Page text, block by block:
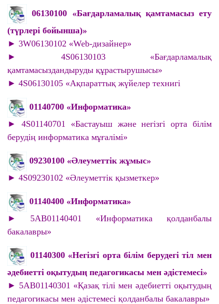
06130100 «Бағдарламалық қамтамасыз ету
(түрлері бойынша)»
► 3W06130102 «Web-дизайнер»
► 4S06130103 «Бағдарламалық
қамтамасыздандыруды құрастырушысы»
► 4S06130105 «Ақпараттық жүйелер технигі
01140700 «Информатика»
► 4S01140701 «Бастауыш және негізгі орта білім
берудің информатика мұғалімі»
09230100 «Әлеуметтік жұмыс»
► 4S09230102 «Әлеуметтік қызметкер»
01140400 «Информатика»
► 5AB01140401 «Информатика қолданбалы
бакалавры»
01140300 «Негізгі орта білім берудегі тіл мен
әдебиетті оқытудың педагогикасы мен әдістемесі»
► 5AB01140301 «Қазақ тілі мен әдебиетті оқытудың
педагогикасы мен әдістемесі қолданбалы бакалавры»